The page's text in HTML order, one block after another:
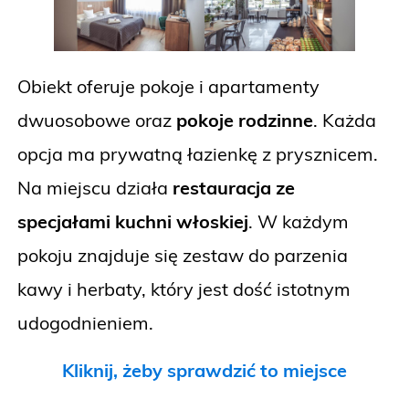
Obiekt oferuje pokoje i apartamenty
dwuosobowe oraz pokoje rodzinne. Każda
opcja ma prywatną łazienkę z prysznicem.
Na miejscu działa restauracja ze
specjałami kuchni włoskiej. W każdym
pokoju znajduje się zestaw do parzenia
kawy i herbaty, który jest dość istotnym
udogodnieniem.
Kliknij, żeby sprawdzić to miejsce